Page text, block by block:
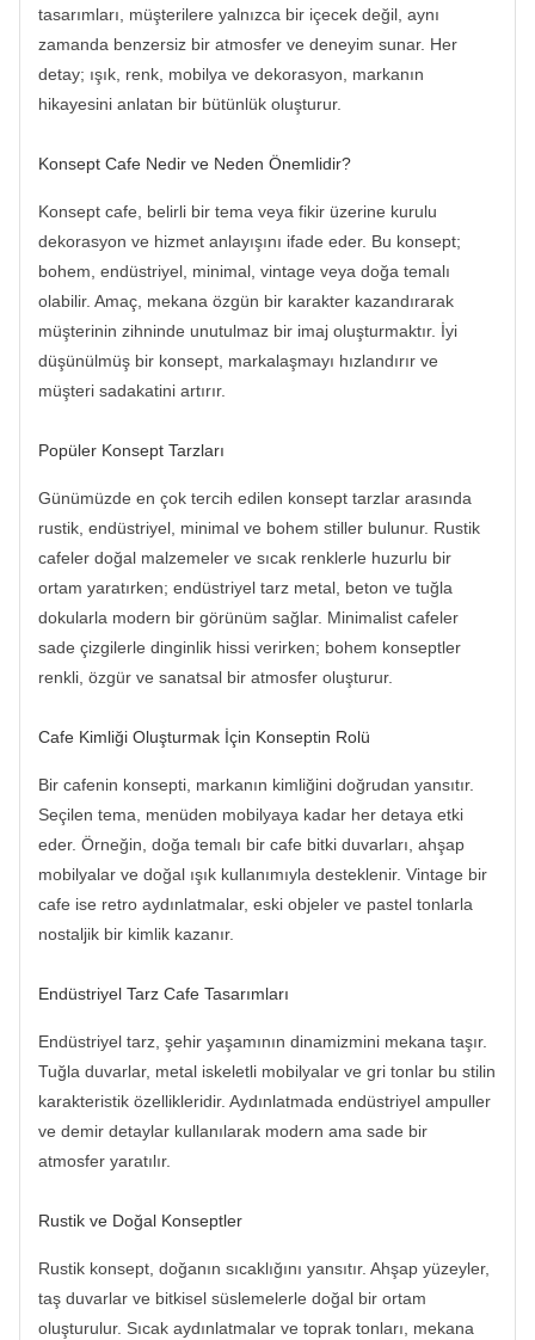
tasarımları, müşterilere yalnızca bir içecek değil, aynı
zamanda benzersiz bir atmosfer ve deneyim sunar. Her
detay; ışık, renk, mobilya ve dekorasyon, markanın
hikayesini anlatan bir bütünlük oluşturur.
Konsept Cafe Nedir ve Neden Önemlidir?
Konsept cafe, belirli bir tema veya fikir üzerine kurulu
dekorasyon ve hizmet anlayışını ifade eder. Bu konsept;
bohem, endüstriyel, minimal, vintage veya doğa temalı
olabilir. Amaç, mekana özgün bir karakter kazandırarak
müşterinin zihninde unutulmaz bir imaj oluşturmaktır. İyi
düşünülmüş bir konsept, markalaşmayı hızlandırır ve
müşteri sadakatini artırır.
Popüler Konsept Tarzları
Günümüzde en çok tercih edilen konsept tarzlar arasında
rustik, endüstriyel, minimal ve bohem stiller bulunur. Rustik
cafeler doğal malzemeler ve sıcak renklerle huzurlu bir
ortam yaratırken; endüstriyel tarz metal, beton ve tuğla
dokularla modern bir görünüm sağlar. Minimalist cafeler
sade çizgilerle dinginlik hissi verirken; bohem konseptler
renkli, özgür ve sanatsal bir atmosfer oluşturur.
Cafe Kimliği Oluşturmak İçin Konseptin Rolü
Bir cafenin konsepti, markanın kimliğini doğrudan yansıtır.
Seçilen tema, menüden mobilyaya kadar her detaya etki
eder. Örneğin, doğa temalı bir cafe bitki duvarları, ahşap
mobilyalar ve doğal ışık kullanımıyla desteklenir. Vintage bir
cafe ise retro aydınlatmalar, eski objeler ve pastel tonlarla
nostaljik bir kimlik kazanır.
Endüstriyel Tarz Cafe Tasarımları
Endüstriyel tarz, şehir yaşamının dinamizmini mekana taşır.
Tuğla duvarlar, metal iskeletli mobilyalar ve gri tonlar bu stilin
karakteristik özellikleridir. Aydınlatmada endüstriyel ampuller
ve demir detaylar kullanılarak modern ama sade bir
atmosfer yaratılır.
Rustik ve Doğal Konseptler
Rustik konsept, doğanın sıcaklığını yansıtır. Ahşap yüzeyler,
taş duvarlar ve bitkisel süslemelerle doğal bir ortam
oluşturulur. Sıcak aydınlatmalar ve toprak tonları, mekana